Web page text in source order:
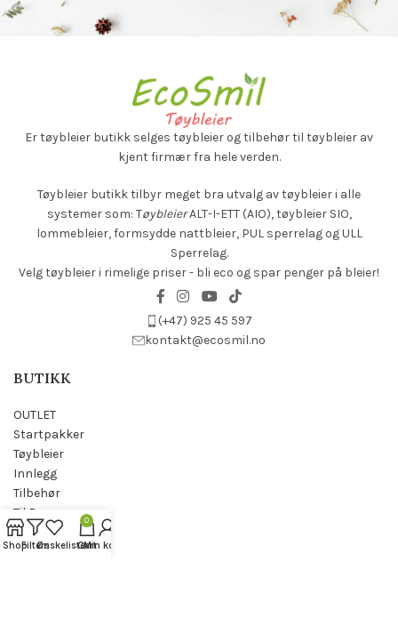
Er tøybleier butikk selges tøybleier og tilbehør til tøybleier av
kjent firmær fra hele verden.
Tøybleier butikk tilbyr meget bra utvalg av tøybleier i alle
systemer som: TøybleierALT-I-ETT (AIO), tøybleier SIO,
lommebleier, formsydde nattbleier, PUL sperrelag og ULL
Sperrelag.
Velg tøybleier i rimelige priser - bli eco og spar penger på bleier!
(+47) 925 45 597
kontakt@ecosmil.no
BUTIKK
OUTLET
Startpakker
Tøybleier
Innlegg
Tilbehør
Til Barn
Til voksne
Til hjem
ShopFiltersØnskeliste
0
Cart
Min konto